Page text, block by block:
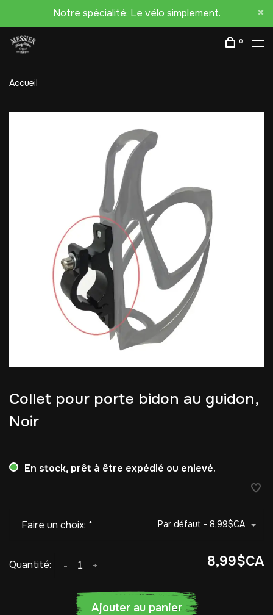
Notre spécialité: Le vélo simplement.
0
Accueil
Collet pour porte bidon au guidon,
Noir
En stock, prêt à être expédié ou enlevé.
Faire un choix: * Par défaut - 8,99$CA
Quantité: +
- 8,99$CA
Ajouter au panier